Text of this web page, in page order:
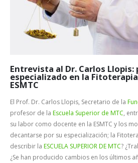
Entrevista al Dr. Carlos
especializado en la
ESMTC
El Prof. Dr. Carlos Llopis, Secretario de la
profesor de la Escuela Superior de MTC,
su labor como docente en la ESMTC y los
decantarse por su especialización; la
describir la ESCUELA SUPERIOR DE MTC?
¿Se han producido cambios en los últimos